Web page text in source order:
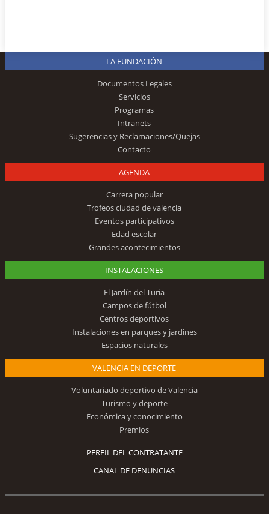
LA FUNDACIÓN
Documentos Legales
Servicios
Programas
Intranets
Sugerencias y Reclamaciones/Quejas
Contacto
AGENDA
Carrera popular
Trofeos ciudad de valencia
Eventos participativos
Edad escolar
Grandes acontecimientos
INSTALACIONES
El Jardín del Turia
Campos de fútbol
Centros deportivos
Instalaciones en parques y jardines
Espacios naturales
VALENCIA EN DEPORTE
Voluntariado deportivo de Valencia
Turismo y deporte
Económica y conocimiento
Premios
PERFIL DEL CONTRATANTE
CANAL DE DENUNCIAS
Síguenos